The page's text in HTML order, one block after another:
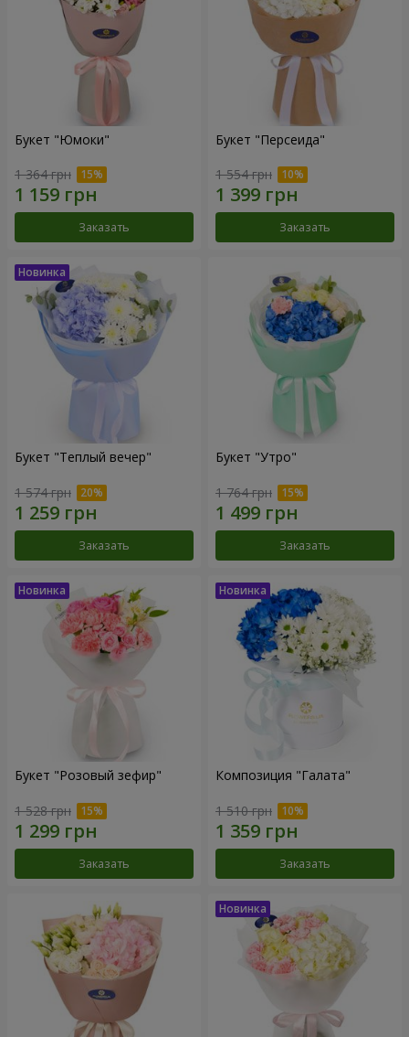
Букет "Юмоки"
1 364 грн
Заказать
Букет "Персеида"
1 554 грн
Заказать
Букет "Теплый вечер"
1 574 грн
Заказать
Букет "Утро"
1 764 грн
Заказать
Букет "Розовый зефир"
1 528 грн
Заказать
Композиция "Галата"
1 510 грн
Заказать